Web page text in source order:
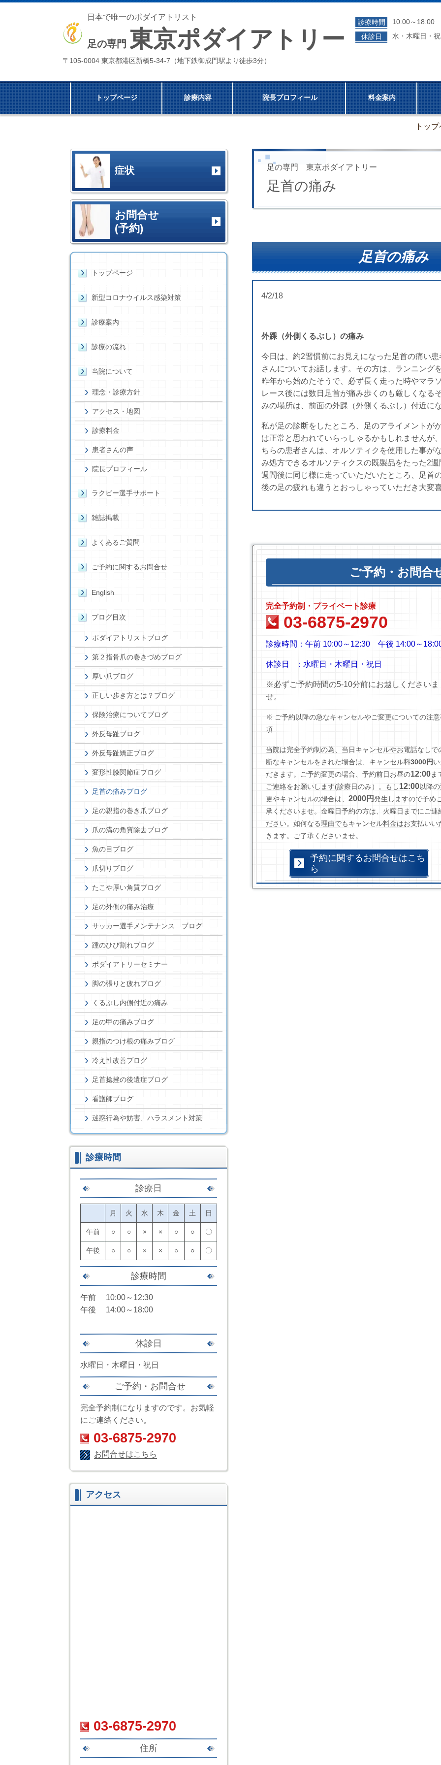
日本で唯一のポダイアトリスト
足の専門 東京ポダイアトリー
〒105-0004 東京都港区新橋5-34-7（地下鉄御成門駅より徒歩3分）
診療時間
10:00～18:00
休診日
水・木曜日・
トップページ 診療内容 院長プロフィール 料金案内
トッ
足の専門 東京ポダイアトリー
足首の痛み
足首の痛み
4/2/18
外踝（外側くるぶし）の痛み
今日は、約2習慣前にお見えになった足首の痛い患
さんについてお話します。その方は、ランニング
昨年から始めたそうで、必ず長く走った時やマラ
レース後には数日足首が痛み歩くのも厳しくなる
みの場所は、前面の外踝（外側くるぶし）付近に
私が足の診断をしたところ、足のアライメントが
は正常と思われていらっしゃるかもしれませんが
ちらの患者さんは、オルソティクを使用した事が
み処方できるオルソティクスの既製品をたった2
週間後に同じ様に走っていただいたところ、足首
後の足の疲れも違うとおっしゃっていただき大変
ご予約・お問合
完全予約制・プライベート診療
03-6875-2970
診療時間： 午前 10:00～12:30 午後 14:00～
休診日 ：水曜日・木曜日・祝日
※必ずご予約時間の5-10分前にお越しくださいま
せ。
※ ご予約以降の急なキャンセルやご変更についての注意
項
当院は完全予約制の為、当日キャンセルやお電話なしで
断なキャンセルをされた場合は、キャンセル料3000円
だきます。 ご予約変更の場合、予約前日お昼の12:00ま
ご連絡をお願いします(診療日のみ）
。もし12:00以降
更やキャンセルの場合は、 2000円発生しますので予め
承くださいませ。金曜日予約の方は、火曜日までにご連
ださい。如何なる理由でもキャンセル料金はお支払いい
きます。ご了承くださいませ。
予約に関するお問合せはこち
ら
症状
お問合せ
(予約)
トップページ
新型コロナウイルス感染対策
診療案内
診療の流れ
当院について
理念・診療方針
アクセス・地図
診療料金
患者さんの声
院長プロフィール
ラクビー選手サポート
雑誌掲載
よくあるご質問
ご予約に関するお問合せ
English
ブログ目次
ポダイアトリストブログ
第２指骨爪の巻きづめブログ
厚い爪ブログ
正しい歩き方とは？ブログ
保険治療についてブログ
外反母趾ブログ
外反母趾矯正ブログ
変形性膝関節症ブログ
足首の痛みブログ
足の親指の巻き爪ブログ
爪の溝の角質除去ブログ
魚の目ブログ
爪切りブログ
たこや厚い角質ブログ
足の外側の痛み治療
サッカー選手メンテナンス ブログ
踵のひび割れブログ
ポダイアトリーセミナー
脚の張りと疲れブログ
くるぶし内側付近の痛み
足の甲の痛みブログ
親指のつけ根の痛みブログ
冷え性改善ブログ
足首捻挫の後遺症ブログ
看護師ブログ
迷惑行為や妨害、ハラスメント対策
診療時間
診療日
月 火 水 木 金 土 日
午前 ○ ○ × × ○ ○ 〇
午後 ○ ○ × × ○ ○ 〇
診療時間
午前 10:00～12:30
午後 14:00～18:00
休診日
水曜日・木曜日・祝日
ご予約・お問合せ
完全予約制になりますのです。お気軽
にご連絡ください。
03-6875-2970
お問合せはこちら
アクセス
03-6875-2970
住所